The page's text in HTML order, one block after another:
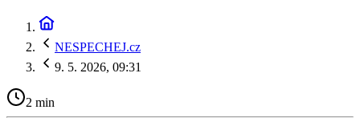
NESPECHEJ.cz
9. 5. 2026, 09:31
2 min